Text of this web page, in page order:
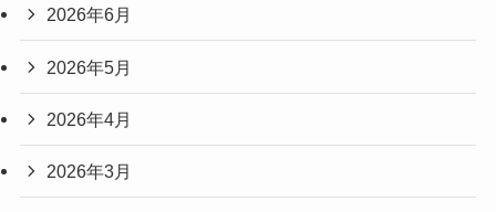
2026年6月
2026年5月
2026年4月
2026年3月